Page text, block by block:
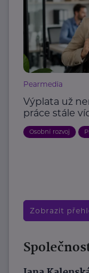
Pearmedia
Výplata už
práce stále
Osobní rozvoj
Zobrazit